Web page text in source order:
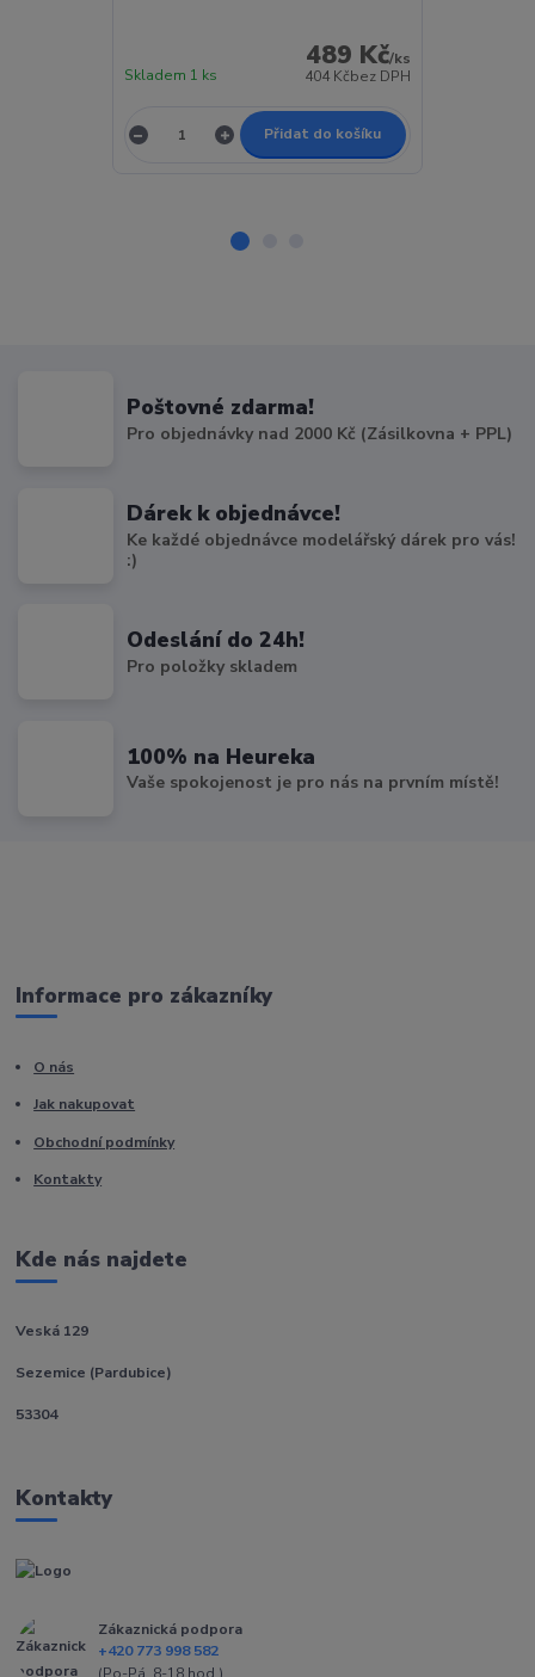
489 Kč/ks
404 Kčbez DPH
Skladem 1 ks
Přidat do košíku
Poštovné zdarma!
Pro objednávky nad 2000 Kč (Zásilkovna + PPL)
Dárek k objednávce!
Ke každé objednávce modelářský dárek pro vás!
:)
Odeslání do 24h!
Pro položky skladem
100% na Heureka
Vaše spokojenost je pro nás na prvním místě!
Informace pro zákazníky
O nás
Jak nakupovat
Obchodní podmínky
Kontakty
Kde nás najdete
Veská 129
Sezemice (Pardubice)
53304
Kontakty
Zákaznická podpora
+420 773 998 582